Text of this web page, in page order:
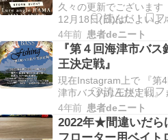
ト未満ベイトロッドをと
環境が2022年の僅か1年
随分と様変わりしてしま
た。 まず…
YouTube動画”
久々の更新でございます
12月18日(日)はいよいよ
アングル浜さんでのスト
ント。イベントの内容に
は浜さんのブログでご紹
だいておりますのでここ
ょいと違ったお話しを・
ちなみに今回のイベント
マを掲げるとするならば
『コラボレーション』…
4年前 患者deニート
『第４回海津市バス
王決定戦』
現在Instagram上で 『第
津市バス釣り王決定戦』
開催中です。 昨年のほぼ
に『第３回』が開催され
ら第4回も昨年の秋に開
4年前 患者deニート
2022年★間違いだら